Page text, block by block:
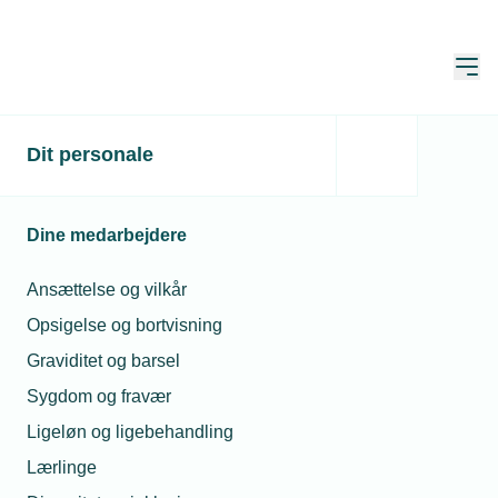
Dit personale
Dine medarbejdere
Ansættelse og vilkår
Opsigelse og bortvisning
Graviditet og barsel
Sygdom og fravær
Ligeløn og ligebehandling
Lærlinge
Producenter kæmper for